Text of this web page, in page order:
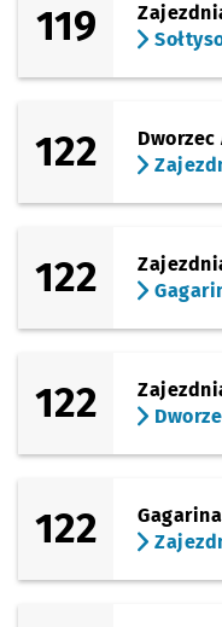
119
122
122
122
122
Gagarina